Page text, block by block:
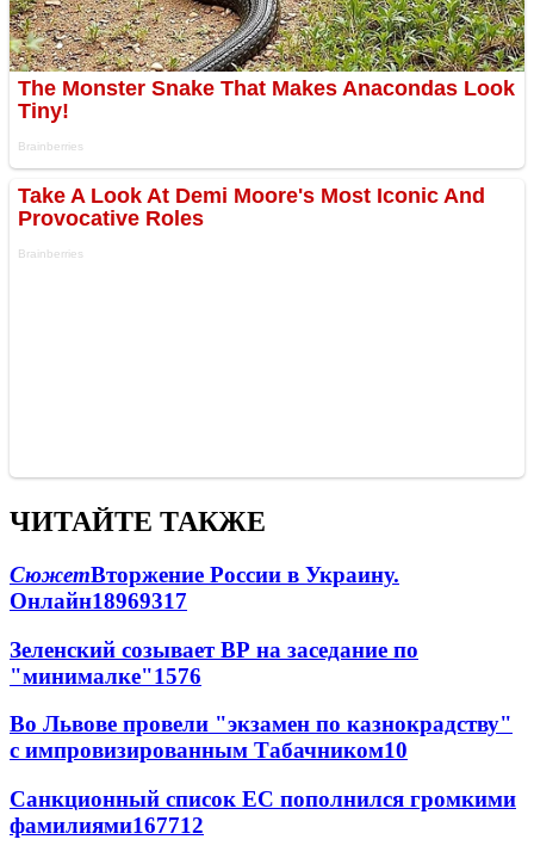
ЧИТАЙТЕ ТАКЖЕ
СюжетВторжение России в Украину.
Онлайн18969317
Зеленский созывает ВР на заседание по
"минималке"1576
Во Львове провели "экзамен по казнокрадству"
с импровизированным Табачником10
Санкционный список ЕС пополнился громкими
фамилиями167712